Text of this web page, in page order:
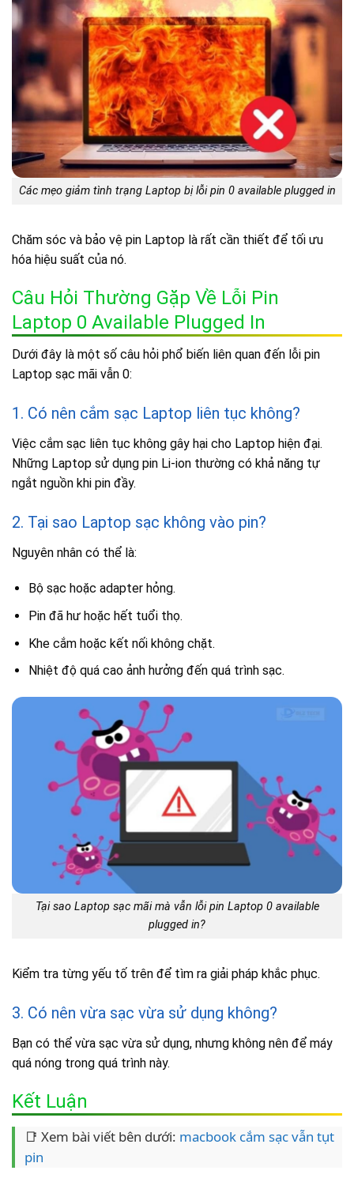
Các mẹo giảm tình trạng Laptop bị lỗi pin 0 available plugged in
Chăm sóc và bảo vệ pin Laptop là rất cần thiết để tối ưu
hóa hiệu suất của nó.
Câu Hỏi Thường Gặp Về Lỗi Pin
Laptop 0 Available Plugged In
Dưới đây là một số câu hỏi phổ biến liên quan đến lỗi pin
Laptop sạc mãi vẫn 0:
1. Có nên cắm sạc Laptop liên tục không?
Việc cắm sạc liên tục không gây hại cho Laptop hiện đại.
Những Laptop sử dụng pin Li-ion thường có khả năng tự
ngắt nguồn khi pin đầy.
2. Tại sao Laptop sạc không vào pin?
Nguyên nhân có thể là:
Bộ sạc hoặc adapter hỏng.
Pin đã hư hoặc hết tuổi thọ.
Khe cắm hoặc kết nối không chặt.
Nhiệt độ quá cao ảnh hưởng đến quá trình sạc.
Tại sao Laptop sạc mãi mà vẫn lỗi pin Laptop 0 available
plugged in?
Kiểm tra từng yếu tố trên để tìm ra giải pháp khắc phục.
3. Có nên vừa sạc vừa sử dụng không?
Bạn có thể vừa sạc vừa sử dụng, nhưng không nên để máy
quá nóng trong quá trình này.
Kết Luận
📑 Xem bài viết bên dưới: macbook cắm sạc vẫn tụt
pin